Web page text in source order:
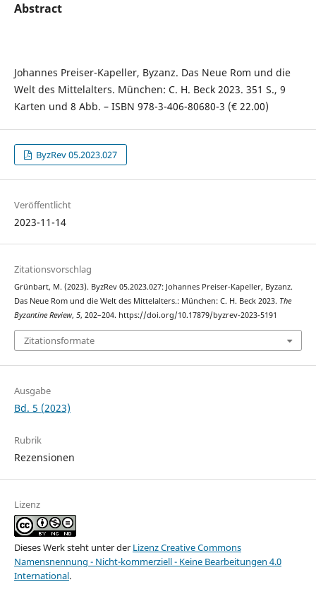
Abstract
Johannes Preiser-Kapeller, Byzanz. Das Neue Rom und die
Welt des Mittelalters. München: C. H. Beck 2023. 351 S., 9
Karten und 8 Abb. – ISBN 978-3-406-80680-3 (€ 22.00)
ByzRev 05.2023.027
Veröffentlicht
2023-11-14
Zitationsvorschlag
Grünbart, M. (2023). ByzRev 05.2023.027: Johannes Preiser-Kapeller, Byzanz.
Das Neue Rom und die Welt des Mittelalters.: München: C. H. Beck 2023. The
Byzantine Review, 5, 202–204. https://doi.org/10.17879/byzrev-2023-5191
Zitationsformate
Ausgabe
Bd. 5 (2023)
Rubrik
Rezensionen
Lizenz
Dieses Werk steht unter der Lizenz Creative Commons
Namensnennung - Nicht-kommerziell - Keine Bearbeitungen 4.0
International.